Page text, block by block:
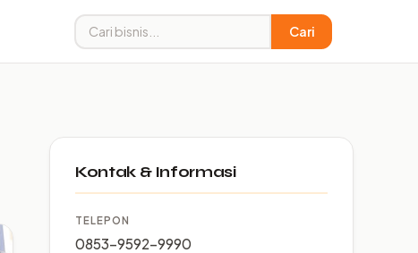
Cari
Kontak & Informasi
TELEPON
0853-9592-9990